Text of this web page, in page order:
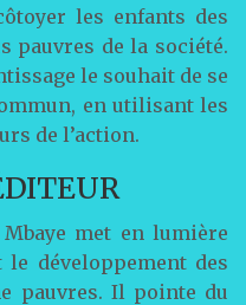
les enfants des
pauvres de la société.
le souhait de se
en utilisant les
de l’action.
met en lumière
développement des
pauvres. Il pointe du